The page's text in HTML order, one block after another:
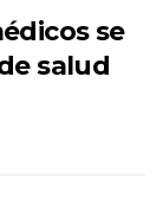
se
salud